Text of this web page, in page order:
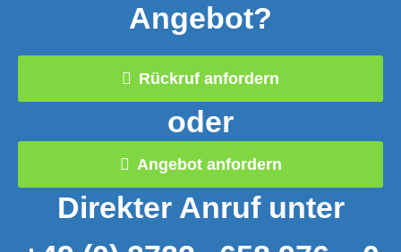
Angebot?
Rückruf anfordern
oder
Angebot anfordern
Direkter Anruf unter